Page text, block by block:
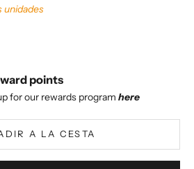
unidades
points
for our rewards program here
A LA CESTA